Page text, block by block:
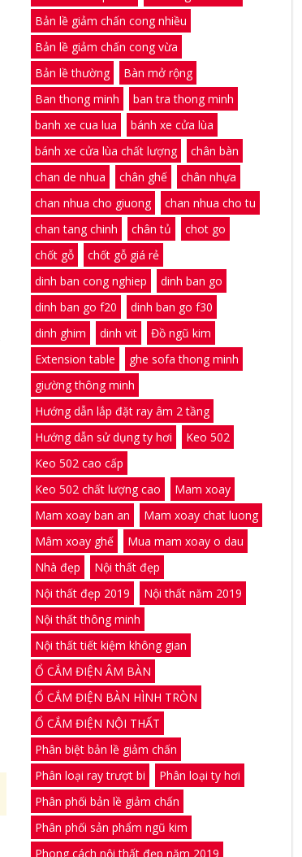
Bản lề giảm chấn cong nhiều
Bản lề giảm chấn cong vừa
Bản lề thường
Bàn mở rộng
Ban thong minh
ban tra thong minh
banh xe cua lua
bánh xe cửa lùa
bánh xe cửa lùa chất lượng
chân bàn
chan de nhua
chân ghế
chân nhựa
chan nhua cho giuong
chan nhua cho tu
chan tang chinh
chân tủ
chot go
chốt gỗ
chốt gỗ giá rẻ
dinh ban cong nghiep
dinh ban go
dinh ban go f20
dinh ban go f30
dinh ghim
dinh vit
Đồ ngũ kim
Extension table
ghe sofa thong minh
giường thông minh
Hướng dẫn lắp đặt ray âm 2 tầng
Hướng dẫn sử dụng ty hơi
Keo 502
Keo 502 cao cấp
Keo 502 chất lượng cao
Mam xoay
Mam xoay ban an
Mam xoay chat luong
Mâm xoay ghế
Mua mam xoay o dau
Nhà đẹp
Nội thất đẹp
Nội thất đẹp 2019
Nội thất năm 2019
Nội thất thông minh
Nội thất tiết kiệm không gian
Ổ CẮM ĐIỆN ÂM BÀN
Ổ CẮM ĐIỆN BÀN HÌNH TRÒN
Ổ CẮM ĐIỆN NỘI THẤT
Phân biệt bản lề giảm chấn
Phân loại ray trượt bi
Phân loại ty hơi
Phân phối bản lề giảm chấn
Phân phối sản phẩm ngũ kim
Phong cách nội thất đẹp năm 2019